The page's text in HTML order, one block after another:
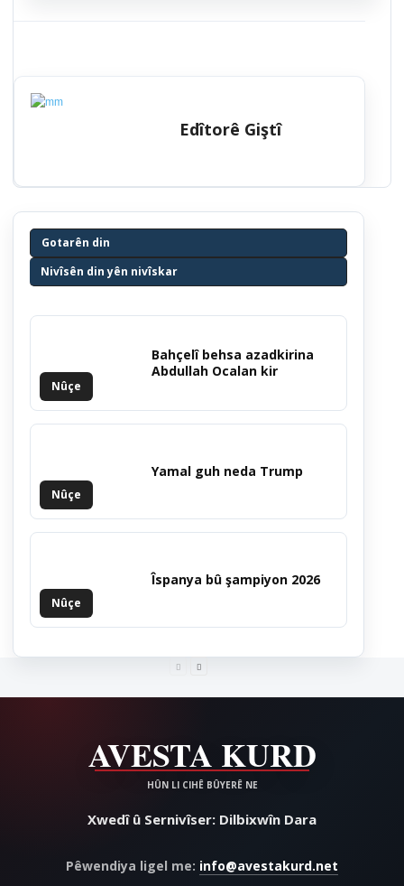
Edîtorê Giştî
Gotarên din
Nivîsên din yên nivîskar
Nûçe
Bahçelî behsa azadkirina
Abdullah Ocalan kir
Nûçe
Yamal guh neda Trump
Nûçe
Îspanya bû şampiyon 2026
Xwedî û Sernivîser: Dilbixwîn Dara
Pêwendiya ligel me: info@avestakurd.net